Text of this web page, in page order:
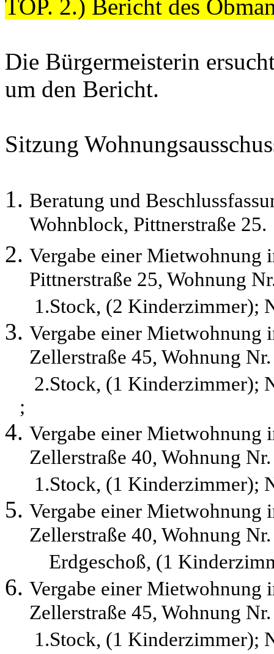
TOP. 2.) Bericht des
Die Bürgermeisterin
um den Bericht.
Sitzung
Beratung und
Wohnblock, Pittnerstraße 25.
Vergabe einer Mietwohnung
Pittnerstraße 25, Wohnung
1.Stock, (2 Kinderzimmer);
Vergabe einer Mietwohnung
Zellerstraße 45, Wohnung
2.Stock, (1 Kinderzimmer);
;
Vergabe einer Mietwohnung
Zellerstraße 40, Wohnung
1.Stock, (1 Kinderzimmer);
Vergabe einer Mietwohnung
Zellerstraße 40, Wohnung
Erdgeschoß, (1
Vergabe einer Mietwohnung
Zellerstraße 45, Wohnung
1.Stock, (1 Kinderzimmer);